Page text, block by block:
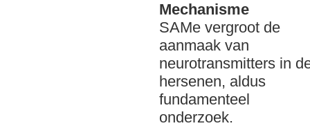
Mechanisme
SAMe vergroot de
aanmaak van
neurotransmitters in
hersenen, aldus
fundamenteel
onderzoek.